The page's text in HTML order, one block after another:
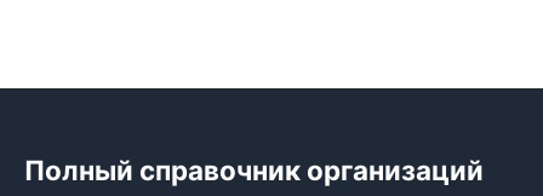
Полный справочник организаций